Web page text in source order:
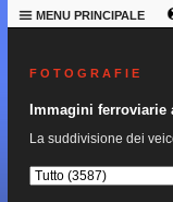
MENU PRINCIPALE
F O T O G R A F I E
Immagini ferroviarie
La suddivisione dei